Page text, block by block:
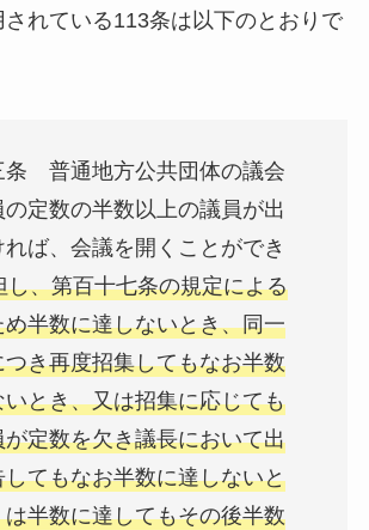
れている113条は以下のとおりで
条 普通地方公共団体の議会
の定数の半数以上の議員が出
れば、会議を開くことができ
し、第百十七条の規定による
め半数に達しないとき、同一
つき再度招集してもなお半数
いとき、又は招集に応じても
が定数を欠き議長において出
してもなお半数に達しないと
は半数に達してもその後半数